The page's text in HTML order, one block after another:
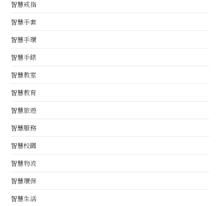
智慧戒指
智慧手套
智慧手環
智慧手錶
智慧教室
智慧教育
智慧旅遊
智慧服務
智慧校園
智慧物流
智慧環保
智慧生活